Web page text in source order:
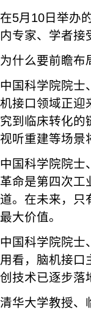
在5月10日举办
内专家、学者接
为什么要前瞻布
中国科学院院士
机接口领域正迎
究到临床转化的
视听重建等场景
中国科学院院士
革命是第四次工
道。在未来，只
最大价值。
中国科学院院士
用看，脑机接口
创技术已逐步落
清华大学教授、